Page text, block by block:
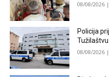
08/08/2026
Policija
08/08/2026